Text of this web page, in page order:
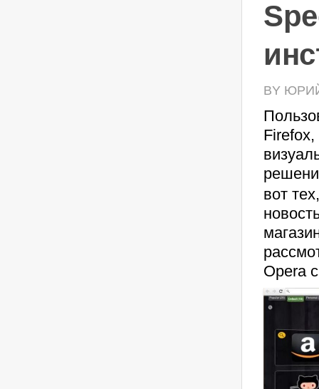
BY
Firefox,
вот
Opera